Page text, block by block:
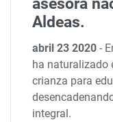
asesora
Aldeas.
abril 23 2020-
ha naturalizado
crianza para
integral.